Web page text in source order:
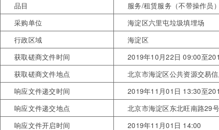
品目
服务/租赁服务（不带操作员
采购单位
海淀区六里屯垃圾填埋场
行政区域
海淀区
获取磋商文件时间
2019年10月22日 09:00至
获取磋商文件地点
北京市海淀区公共资源交易
响应文件递交时间
2019年11月01日 13:30至
响应文件递交地点
北京市海淀区东北旺南路29
响应文件开启时间
2019年11月01日 14:00